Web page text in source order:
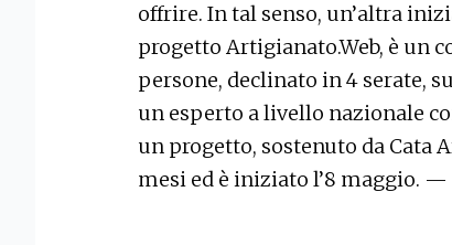
offrire. In tal senso, un’altra
progetto Artigianato.Web, è un
persone, declinato in 4 serate,
un esperto a livello nazionale
un progetto, sostenuto da Cata
mesi ed è iniziato l’8 maggio. —